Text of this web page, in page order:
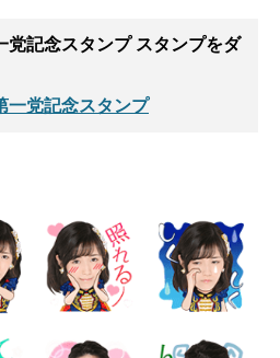
記念スタンプ スタンプをダ
一党記念スタンプ